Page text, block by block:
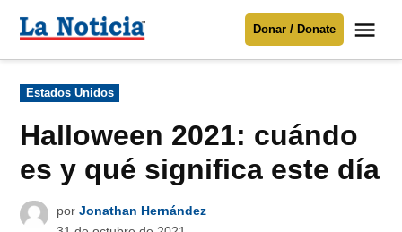
Para mantenerte informado necesitamos
Donar
contenido
Noticia
Donar / Donate
Publicado
en
Estados Unidos
Halloween 2021: cuándo
es y qué significa este día
por Jonathan Hernández